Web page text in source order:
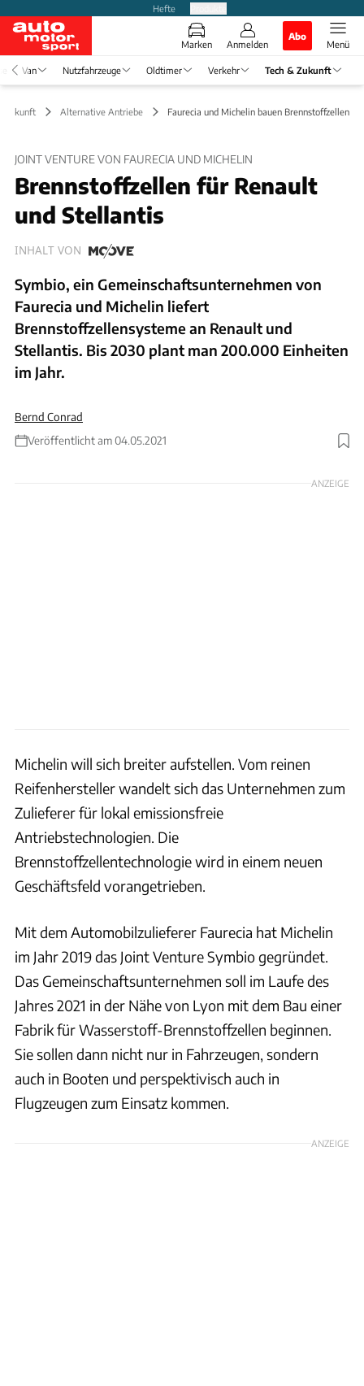
Hefte
Marken Anmelden
Abo
Menü
Van Nutzfahrzeuge Oldtimer Verkehr Tech & Zukunft
Zukunft Alternative Antriebe Faurecia und Michelin bauen Brennstoffzellen
JOINT VENTURE VON FAURECIA UND MICHELIN
Brennstoffzellen für Renault
und Stellantis
INHALT VON
Symbio, ein Gemeinschaftsunternehmen von
Faurecia und Michelin liefert
Brennstoffzellensysteme an Renault und
Stellantis. Bis 2030 plant man 200.000 Einheiten
im Jahr.
Bernd Conrad
Veröffentlicht am 04.05.2021
Foto: Michelin
ANZEIGE
Michelin will sich breiter aufstellen. Vom reinen
Reifenhersteller wandelt sich das Unternehmen zum
Zulieferer für lokal emissionsfreie
Antriebstechnologien. Die
Brennstoffzellentechnologie wird in einem neuen
Geschäftsfeld vorangetrieben.
Mit dem Automobilzulieferer Faurecia hat Michelin
im Jahr 2019 das Joint Venture Symbio gegründet.
Das Gemeinschaftsunternehmen soll im Laufe des
Jahres 2021 in der Nähe von Lyon mit dem Bau einer
Fabrik für Wasserstoff-Brennstoffzellen beginnen.
Sie sollen dann nicht nur in Fahrzeugen, sondern
auch in Booten und perspektivisch auch in
Flugzeugen zum Einsatz kommen.
ANZEIGE